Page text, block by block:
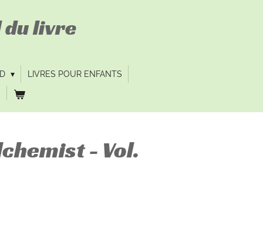
du livre
LIVRES POUR ENFANTS
- Vol.